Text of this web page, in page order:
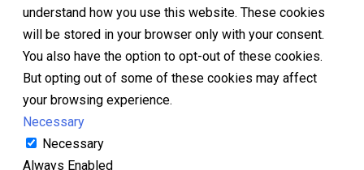
understand how you use this website. These cookies
will be stored in your browser only with your consent.
You also have the option to opt-out of these cookies.
But opting out of some of these cookies may affect
your browsing experience.
Necessary
Necessary
Always Enabled